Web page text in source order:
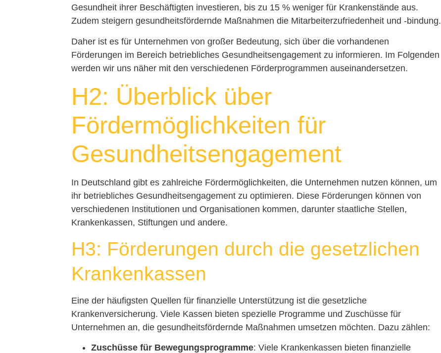
Gesundheit ihrer Beschäftigten investieren, bis zu 15 % weniger für Krankenstände aus.
Zudem steigern gesundheitsfördernde Maßnahmen die Mitarbeiterzufriedenheit und -bindung.
Daher ist es für Unternehmen von großer Bedeutung, sich über die vorhandenen
Förderungen im Bereich betriebliches Gesundheitsengagement zu informieren. Im Folgenden
werden wir uns näher mit den verschiedenen Förderprogrammen auseinandersetzen.
H2: Überblick über
Fördermöglichkeiten für
Gesundheitsengagement
In Deutschland gibt es zahlreiche Fördermöglichkeiten, die Unternehmen nutzen können, um
ihr betriebliches Gesundheitsengagement zu optimieren. Diese Förderungen können von
verschiedenen Institutionen und Organisationen kommen, darunter staatliche Stellen,
Krankenkassen, Stiftungen und andere.
H3: Förderungen durch die gesetzlichen
Krankenkassen
Eine der häufigsten Quellen für finanzielle Unterstützung ist die gesetzliche
Krankenversicherung. Viele Kassen bieten spezielle Programme und Zuschüsse für
Unternehmen an, die gesundheitsfördernde Maßnahmen umsetzen möchten. Dazu zählen:
Zuschüsse für Bewegungsprogramme: Viele Krankenkassen bieten finanzielle